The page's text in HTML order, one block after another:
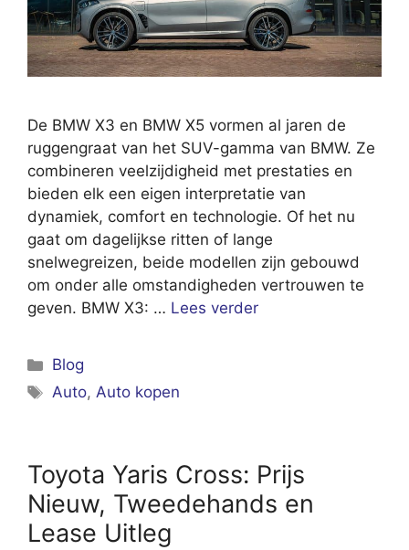
De BMW X3 en BMW X5 vormen al jaren de
ruggengraat van het SUV-gamma van BMW. Ze
combineren veelzijdigheid met prestaties en
bieden elk een eigen interpretatie van
dynamiek, comfort en technologie. Of het nu
gaat om dagelijkse ritten of lange
snelwegreizen, beide modellen zijn gebouwd
om onder alle omstandigheden vertrouwen te
geven. BMW X3: … Lees verder
Categorieën
Blog
Tags
Auto,Auto kopen
Toyota Yaris Cross: Prijs
Nieuw, Tweedehands en
Lease Uitleg